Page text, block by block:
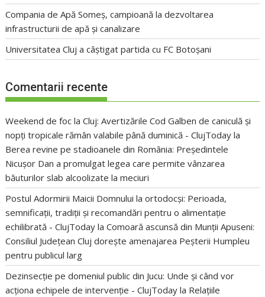
Compania de Apă Someș, campioană la dezvoltarea
infrastructurii de apă și canalizare
Universitatea Cluj a câștigat partida cu FC Botoșani
Comentarii recente
Weekend de foc la Cluj: Avertizările Cod Galben de caniculă și
nopți tropicale rămân valabile până duminică - ClujToday la
Berea revine pe stadioanele din România: Președintele
Nicușor Dan a promulgat legea care permite vânzarea
băuturilor slab alcoolizate la meciuri
Postul Adormirii Maicii Domnului la ortodocși: Perioada,
semnificații, tradiții și recomandări pentru o alimentație
echilibrată - ClujToday laComoară ascunsă din Munții Apuseni:
Consiliul Județean Cluj dorește amenajarea Peșterii Humpleu
pentru publicul larg
Dezinsecție pe domeniul public din Jucu: Unde și când vor
acționa echipele de intervenție - ClujToday la Relațiile